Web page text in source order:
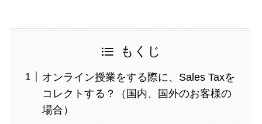
もくじ
オンライン授業をする際に、Sales Taxを
コレクトする？（国内、国外のお客様の
場合）